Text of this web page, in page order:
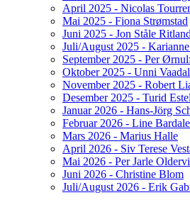
April 2025 - Nicolas
Mai 2025 - Fiona Strømstad
Juni 2025 - Jon Ståle Ritland
Juli/August 2025 -
September 2025 - Per
Oktober 2025 - Unni Vaadal
November 2025 - Robert
Desember 2025 - Turid
Januar 2026 - Hans-Jörg
Februar 2026 - Line
Mars 2026 - Marius Halle
April 2026 - Siv Terese
Mai 2026 - Per Jarle
Juni 2026 - Christine Blom
Juli/August 2026 - Erik